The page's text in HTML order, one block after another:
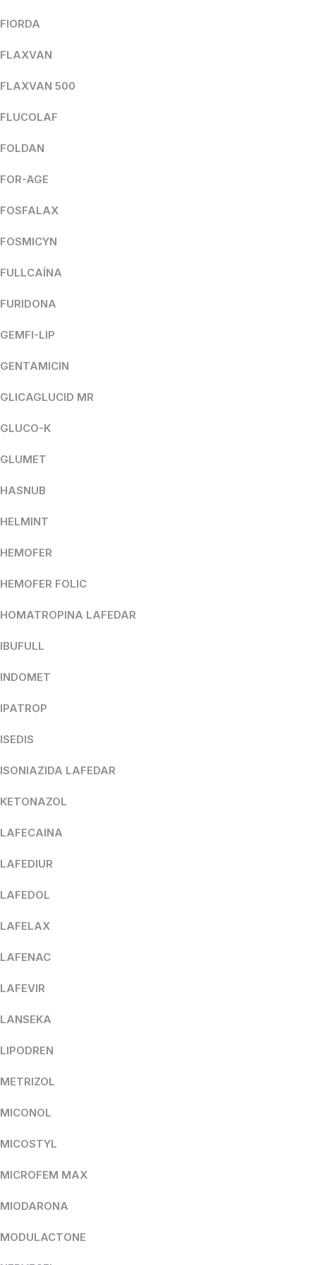
FIORDA
FLAXVAN
FLAXVAN 500
FLUCOLAF
FOLDAN
FOR-AGE
FOSFALAX
FOSMICYN
FULLCAÍNA
FURIDONA
GEMFI-LIP
GENTAMICIN
GLICAGLUCID MR
GLUCO-K
GLUMET
HASNUB
HELMINT
HEMOFER
HEMOFER FOLIC
HOMATROPINA LAFEDAR
IBUFULL
INDOMET
IPATROP
ISEDIS
ISONIAZIDA LAFEDAR
KETONAZOL
LAFECAINA
LAFEDIUR
LAFEDOL
LAFELAX
LAFENAC
LAFEVIR
LANSEKA
LIPODREN
METRIZOL
MICONOL
MICOSTYL
MICROFEM MAX
MIODARONA
MODULACTONE